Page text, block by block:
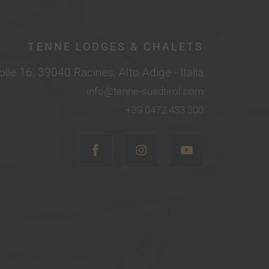
TENNE LODGES & CHALETS
16, 39040 Racines, Alto Adige - Italia
info@tenne-suedtirol.com
+39 0472 433 300